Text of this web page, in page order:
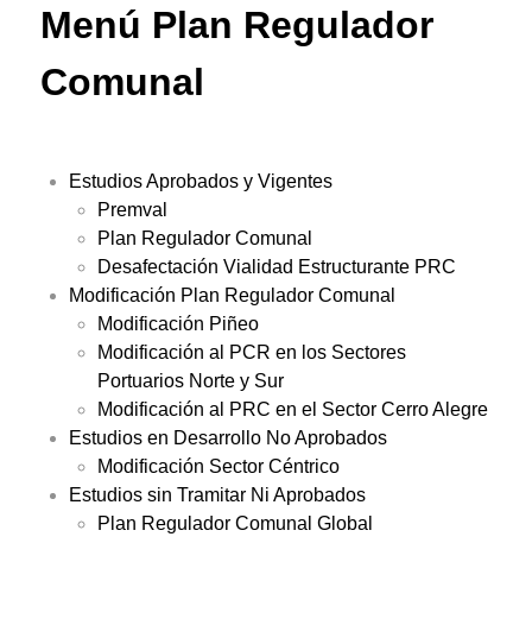
Menú Plan Regulador
Comunal
Estudios Aprobados y Vigentes
Premval
Plan Regulador Comunal
Desafectación Vialidad Estructurante PRC
Modificación Plan Regulador Comunal
Modificación Piñeo
Modificación al PCR en los Sectores
Portuarios Norte y Sur
Modificación al PRC en el Sector Cerro Alegre
Estudios en Desarrollo No Aprobados
Modificación Sector Céntrico
Estudios sin Tramitar Ni Aprobados
Plan Regulador Comunal Global